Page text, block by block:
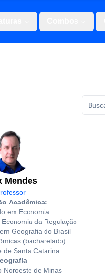
Mendes
Acadêmica:
em Economia
da Regulação
Geografia do Brasil
(bacharelado)
de Santa Catarina
Noroeste de Minas